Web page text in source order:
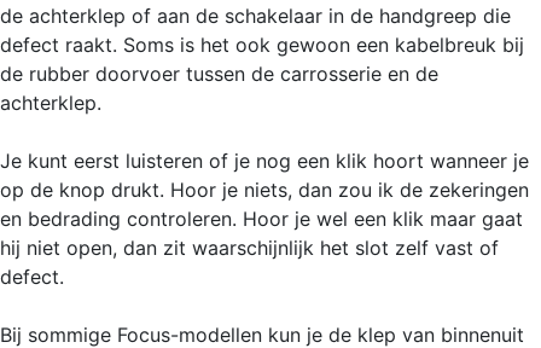
de achterklep of aan de schakelaar in de handgreep die
defect raakt. Soms is het ook gewoon een kabelbreuk bij
de rubber doorvoer tussen de carrosserie en de
achterklep.
Je kunt eerst luisteren of je nog een klik hoort wanneer je
op de knop drukt. Hoor je niets, dan zou ik de zekeringen
en bedrading controleren. Hoor je wel een klik maar gaat
hij niet open, dan zit waarschijnlijk het slot zelf vast of
defect.
Bij sommige Focus-modellen kun je de klep van binnenuit